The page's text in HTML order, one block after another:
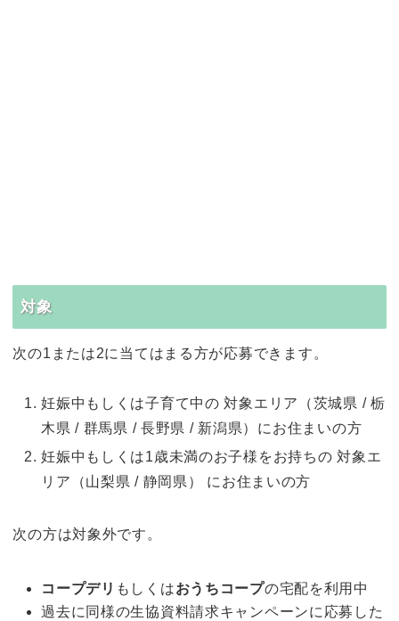
対象
次の1または2に当てはまる方が応募できます。
妊娠中もしくは子育て中の 対象エリア（茨城県 / 栃
木県 / 群馬県 / 長野県 / 新潟県）にお住まいの方
妊娠中もしくは1歳未満のお子様をお持ちの 対象エ
リア（山梨県 / 静岡県） にお住まいの方
次の方は対象外です。
コープデリ もしくはおうちコープの宅配を利用中
過去に同様の生協資料請求キャンペーンに応募した